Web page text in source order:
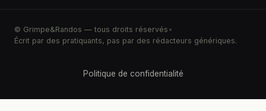
© Grimpe&Randos — tous droits réservés •
Écrit par des pratiquants, pas par des rédacteurs génériques.
Politique de confidentialité